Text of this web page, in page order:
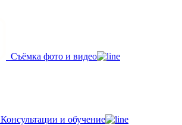
Съёмка фото и видео
Консультации и обучение